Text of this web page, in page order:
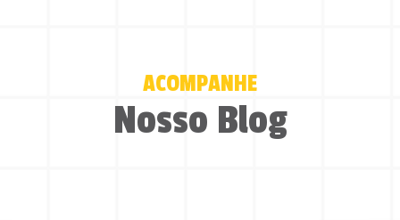
ACOMPANHE
Nosso Blog